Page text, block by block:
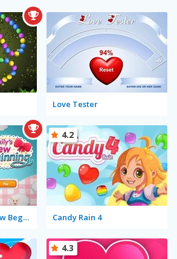
Love Tester
Delicious: Emily's New Beginning Candy Rain 4
4.2
4.3